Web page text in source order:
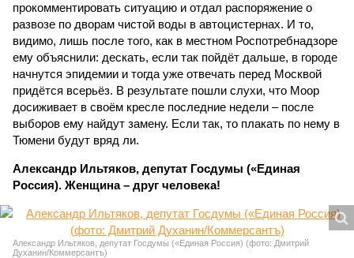
прокомментировать ситуацию и отдал распоряжение о
развозе по дворам чистой воды в автоцистернах. И то,
видимо, лишь после того, как в местном Роспотребнадзоре
ему объяснили: дескать, если так пойдёт дальше, в городе
начнутся эпидемии и тогда уже отвечать перед Москвой
придётся всерьёз. В результате пошли слухи, что Моор
досиживает в своём кресле последние недели – после
выборов ему найдут замену. Если так, то плакать по нему в
Тюмени будут вряд ли.
Александр Ильтяков, депутат Госдумы («Единая
Россия). Женщина – друг человека!
Александр Ильтяков, депутат Госдумы («Единая Россия) (фото: Дмитрий
Духанин/Коммерсантъ)